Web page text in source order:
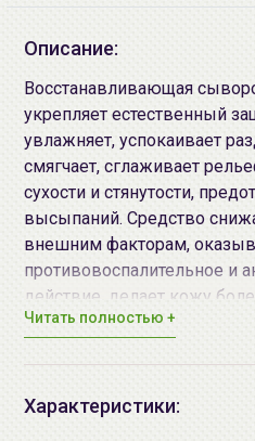
Описание:
Восстанавливающая
укрепляет естественный
увлажняет, успокаивает
смягчает, сглаживает
сухости и стянутости,
высыпаний. Средство
внешним факторам,
противовоспалительное и
действие, делает кожу
тон и текстуру.
Основные действующие
Читать полностью +
Характеристики: